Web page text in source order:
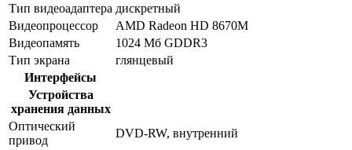
Тип видеоадаптера дискретный
Видеопроцессор
AMD Radeon HD 8670M
Видеопамять
1024 Мб GDDR3
Тип экрана
глянцевый
Интерфейсы
Устройства
хранения данных
Оптический
привод
DVD-RW, внутренний